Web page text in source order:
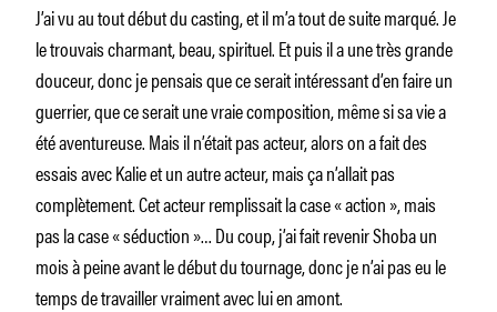
J’ai vu au tout début du casting, et il m’a tout de suite marqué. Je
le trouvais charmant, beau, spirituel. Et puis il a une très grande
douceur, donc je pensais que ce serait intéressant d’en faire un
guerrier, que ce serait une vraie composition, même si sa vie a
été aventureuse. Mais il n’était pas acteur, alors on a fait des
essais avec Kalie et un autre acteur, mais ça n’allait pas
complètement. Cet acteur remplissait la case « action », mais
pas la case « séduction »… Du coup, j’ai fait revenir Shoba un
mois à peine avant le début du tournage, donc je n’ai pas eu le
temps de travailler vraiment avec lui en amont.